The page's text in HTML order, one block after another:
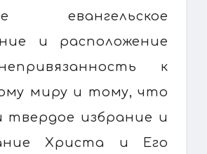
евангельское
и расположение
к
миру и тому, что
твердое избрание и
Христа и Его